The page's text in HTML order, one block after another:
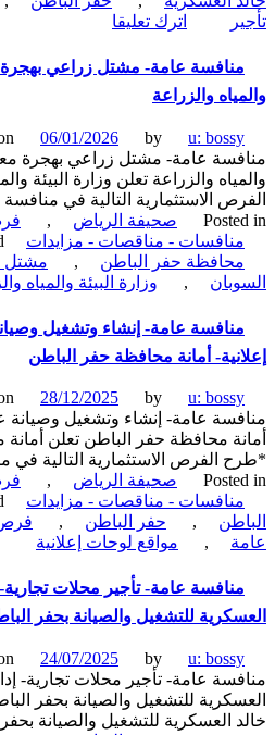
والصيانة
بحفر
اترك تعليقاon
تأجير
موقع
سكن
منسوبي
الشركات
والمؤسسات-
إدارة
مدينة
الملك
خالد
للتشغيل
والصيانة
بحفر
الباطن
عامة- مشتل زراعي بهجرة معرج
والزراعة
on 06/01/2026 by
u:
عامة- مشتل زراعي بهجرة معرج
والزراعة تعلن وزارة البيئة
الاستثمارية التالية في منافسة
صحيفة الرياض , فرص
- مناقصات - مزايدات
حفر الباطن
,
مشتل
, وزارة البيئة والمياه
عامة- إنشاء وتشغيل وصيانة
أمانة محافظة حفر الباطن
on 28/12/2025 by
u:
عامة- إنشاء وتشغيل وصيانة عدد
محافظة حفر الباطن تعلن أمانة
الفرص الاستثمارية التالية في
صحيفة الرياض , فرص
- مناقصات - مزايدات
, حفر الباطن , فرص
, مواقع لوحات إعلانية
عامة- تأجير محلات تجارية-
للتشغيل والصيانة بحفر الباطن
on 24/07/2025 by
u:
عامة- تأجير محلات تجارية- إدارة
للتشغيل والصيانة بحفر الباطن
العسكرية للتشغيل والصيانة بحفر